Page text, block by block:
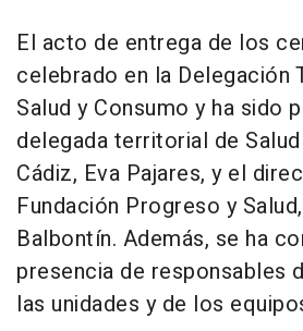
El acto de entrega de los
celebrado en la Delegación
Salud y Consumo y ha sido
delegada territorial de
Cádiz, Eva Pajares, y el
Fundación Progreso y
Balbontín. Además, se ha
presencia de responsables
las unidades y de los